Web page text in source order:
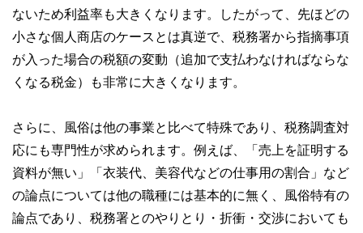
ないため利益率も大きくなります。したがって、先ほどの
小さな個人商店のケースとは真逆で、税務署から指摘事項
が入った場合の税額の変動（追加で支払わなければならな
くなる税金）も非常に大きくなります。
さらに、風俗は他の事業と比べて特殊であり、税務調査対
応にも専門性が求められます。例えば、「売上を証明する
資料が無い」「衣装代、美容代などの仕事用の割合」など
の論点については他の職種には基本的に無く、風俗特有の
論点であり、税務署とのやりとり・折衝・交渉においても